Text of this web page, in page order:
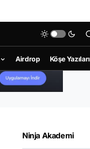
Airdrop Köşe Yazıları
Ninja Akademi